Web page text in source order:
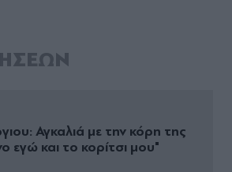
Αγκαλιά με την κόρη της
και το κορίτσι μου"